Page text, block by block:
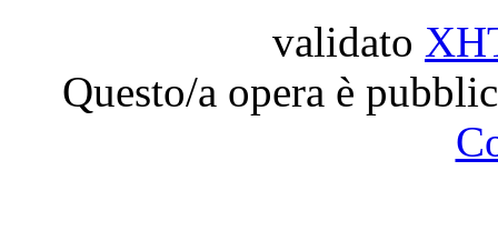
validato
Questo/a opera è